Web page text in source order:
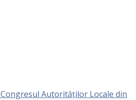
Congresul Autorităţilor Locale din